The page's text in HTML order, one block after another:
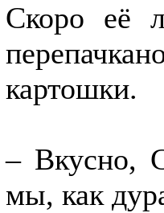
Скоро её
картошки.
– Вкусно,
мы, как